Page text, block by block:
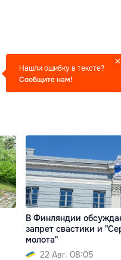
Нашли ошибку в тексте?
Сообщите нам!
В Финляндии
запрет свастики и
молота"
22 Авг. 08:05